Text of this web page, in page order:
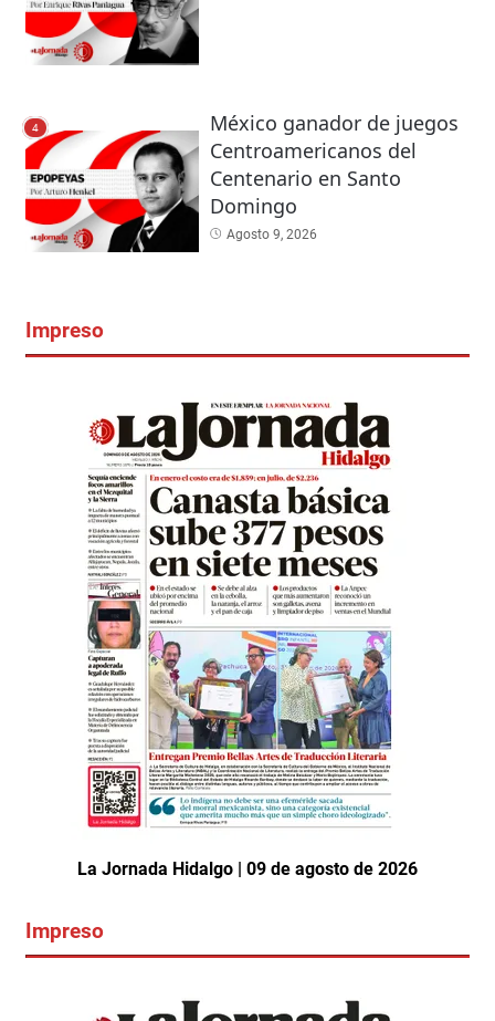
4
México ganador de juegos
Centroamericanos del
Centenario en Santo
Domingo
Agosto 9, 2026
Impreso
La Jornada Hidalgo | 09 de agosto de 2026
Impreso